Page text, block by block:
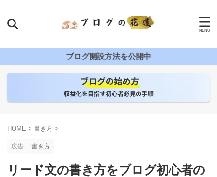
ブログ開設方法を公開中
HOME > 書き方 >
広告 書き方
リード文の書き方をブログ初心者の